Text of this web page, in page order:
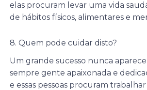
elas procuram levar uma vida
de hábitos físicos, alimentares e
8. Quem pode cuidar disto?
Um grande sucesso nunca
sempre gente apaixonada e
e essas pessoas procuram